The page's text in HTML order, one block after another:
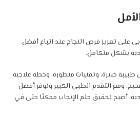
على تعزيز فرص النجاح عند اتباع أفضل
بشكل متكامل.
طبيبة خبيرة، وتقنيات متطورة، وخطة علاجية
ومع التقدم الطبي الكبير وتوفر أفضل
أصبح تحقيق حلم الإنجاب ممكنًا حتى في